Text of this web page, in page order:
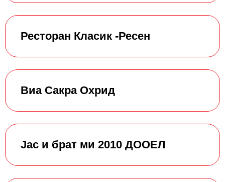
Ресторан Класик -Ресен
Виа Сакра Охрид
Јас и брат ми 2010 ДООЕЛ